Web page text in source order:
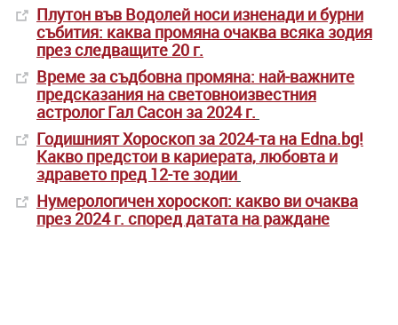
Плутон във Водолей носи изненади и бурни
събития: каква промяна очаква всяка зодия
през следващите 20 г.
Време за съдбовна промяна: най-важните
предсказания на световноизвестния
астролог Гал Сасон за 2024 г.
Годишният Хороскоп за 2024-та на Edna.bg!
Какво предстои в кариерата, любовта и
здравето пред 12-те зодии
Нумерологичен хороскоп: какво ви очаква
през 2024 г. според датата на раждане